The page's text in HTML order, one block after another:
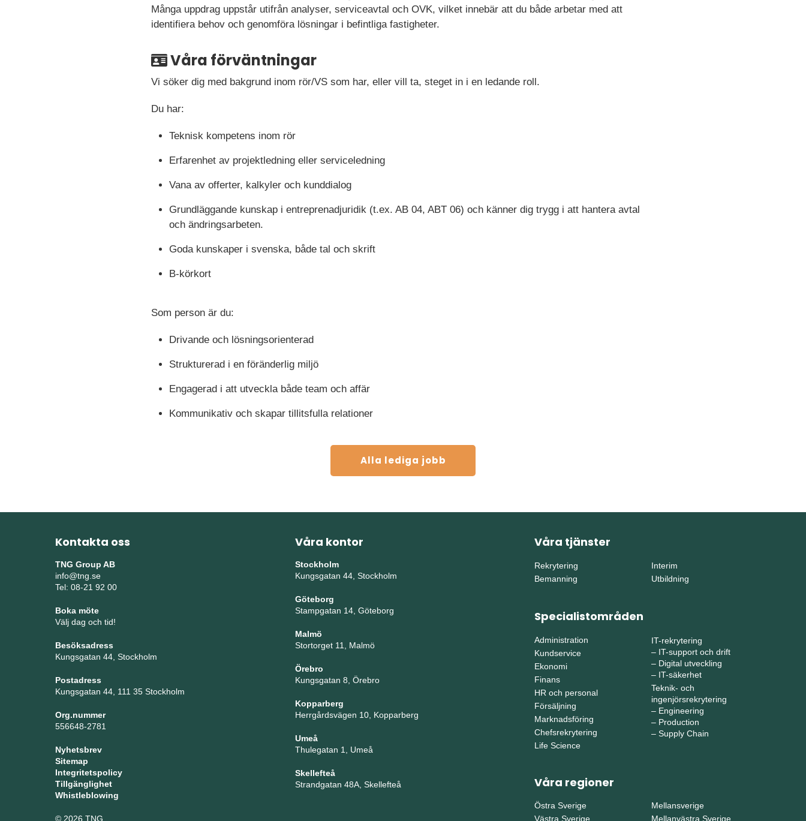
Många uppdrag uppstår utifrån analyser, serviceavtal och OVK, vilket innebär att du både arbetar med att
identifiera behov och genomföra lösningar i befintliga fastigheter.
Våra förväntningar
Vi söker dig med bakgrund inom rör/VS som har, eller vill ta, steget in i en ledande roll.
Du har:
Teknisk kompetens inom rör
Erfarenhet av projektledning eller serviceledning
Vana av offerter, kalkyler och kunddialog
Grundläggande kunskap i entreprenadjuridik (t.ex. AB 04, ABT 06) och känner dig trygg i att hantera avtal
och ändringsarbeten.
Goda kunskaper i svenska, både tal och skrift
B-körkort
Som person är du:
Drivande och lösningsorienterad
Strukturerad i en föränderlig miljö
Engagerad i att utveckla både team och affär
Kommunikativ och skapar tillitsfulla relationer
Alla lediga jobb
Kontakta oss
TNG Group AB
info@tng.se
Tel: 08-21 92 00
Boka möte
Välj dag och tid!
Besöksadress
Kungsgatan 44, Stockholm
Postadress
Kungsgatan 44, 111 35 Stockholm
Org.nummer
556648-2781
Nyhetsbrev
Sitemap
Integritetspolicy
Tillgänglighet
Whistleblowing
© 2026 TNG
Våra kontor
Stockholm
Kungsgatan 44, Stockholm
Göteborg
Stampgatan 14, Göteborg
Malmö
Stortorget 11, Malmö
Örebro
Kungsgatan 8, Örebro
Kopparberg
Herrgårdsvägen 10, Kopparberg
Umeå
Thulegatan 1, Umeå
Skellefteå
Strandgatan 48A, Skellefteå
Våra tjänster
Rekrytering
Bemanning
Interim
Utbildning
Specialistområden
Administration
Kundservice
Ekonomi
Finans
HR och personal
Försäljning
Marknadsföring
Chefsrekrytering
Life Science
IT-rekrytering
– IT-support och drift
– Digital utveckling
– IT-säkerhet
Teknik- och
ingenjörsrekrytering
– Engineering
– Production
– Supply Chain
Våra regioner
Östra Sverige
Västra Sverige
Mellansverige
Mellanvästra Sverige